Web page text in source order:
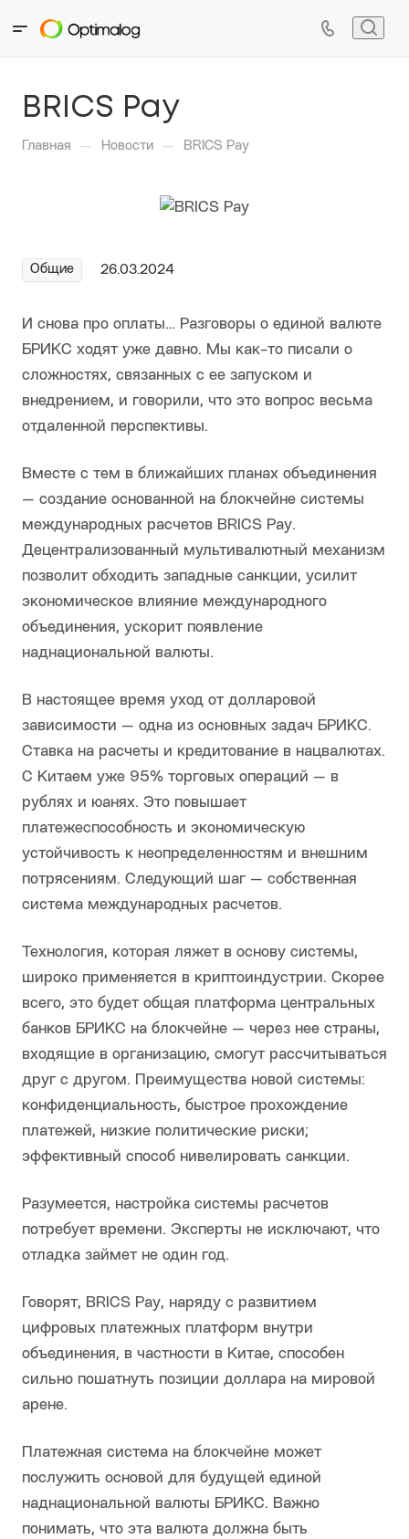
BRICS Pay
Главная — Новости — BRICS Pay
Общие 26.03.2024
И снова про оплаты… Разговоры о единой валюте
БРИКС ходят уже давно. Мы как-то писали о
сложностях, связанных с ее запуском и
внедрением, и говорили, что это вопрос весьма
отдаленной перспективы.
Вместе с тем в ближайших планах объединения
— создание основанной на блокчейне системы
международных расчетов BRICS Pay.
Децентрализованный мультивалютный механизм
позволит обходить западные санкции, усилит
экономическое влияние международного
объединения, ускорит появление
наднациональной валюты.
В настоящее время уход от долларовой
зависимости — одна из основных задач БРИКС.
Ставка на расчеты и кредитование в нацвалютах.
С Китаем уже 95% торговых операций — в
рублях и юанях. Это повышает
платежеспособность и экономическую
устойчивость к неопределенностям и внешним
потрясениям. Следующий шаг — собственная
система международных расчетов.
Технология, которая ляжет в основу системы,
широко применяется в криптоиндустрии. Скорее
всего, это будет общая платформа центральных
банков БРИКС на блокчейне — через нее страны,
входящие в организацию, смогут рассчитываться
друг с другом. Преимущества новой системы:
конфиденциальность, быстрое прохождение
платежей, низкие политические риски;
эффективный способ нивелировать санкции.
Разумеется, настройка системы расчетов
потребует времени. Эксперты не исключают, что
отладка займет не один год.
Говорят, BRICS Pay, наряду с развитием
цифровых платежных платформ внутри
объединения, в частности в Китае, способен
сильно пошатнуть позиции доллара на мировой
арене.
Платежная система на блокчейне может
послужить основой для будущей единой
наднациональной валюты БРИКС. Важно
понимать, что эта валюта должна быть